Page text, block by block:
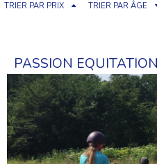
TRIER PAR PRIX TRIER PAR ÂGE
PASSION